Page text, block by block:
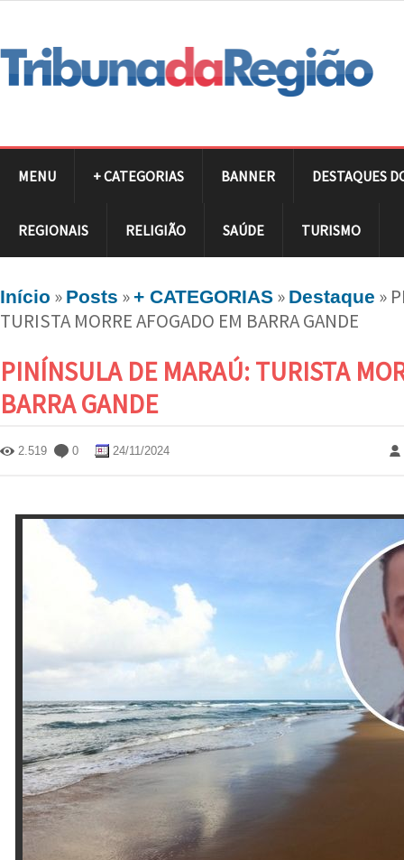
MENU + CATEGORIAS BANNER DESTAQUES
REGIONAIS RELIGIÃO SAÚDE TURISMO
Início » Posts »+ CATEGORIAS » Destaque »
TURISTA MORRE AFOGADO EM BARRA GANDE
PINÍNSULA DE MARAÚ: TURISTA
BARRA GANDE
2.519 0 24/11/2024